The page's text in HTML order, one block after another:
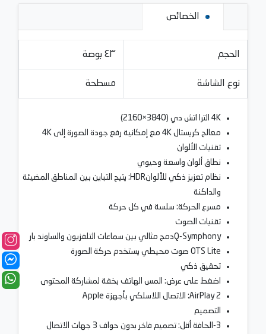
الخصائص
الحجم ٤٣ بوصة
نوع الشاشة مسطحة
4K الترا اتش دي ‏(3840×2160)
معالج كريستال 4K مع إمكانية رفع جودة الصورة إلى 4K
تقنيات الألوان
نطاق ألوان واسعة وحيوي
نظام تعزيز ذكي للألوانHDR: يتيح التباين بين المناطق المضيئة
والداكنة
مسرع الحركة: سلسة في كل حركة
تقنيات الصوت
Q-Symphonyدمج مثالي بين سماعات التلفزيون والساوند بار
OTS Lite صوت محيطي يستخدم حركة الصورة
تحقيق ذكي
اضغط على عرض: المس الهاتف بخفة لمشاركة المحتوى
AirPlay 2: الاتصال اللاسلكي بأجهزة Apple
التصميم
3-الحافة أقل: تصميم فاخر بدون حواف 3 جهات الاتصال